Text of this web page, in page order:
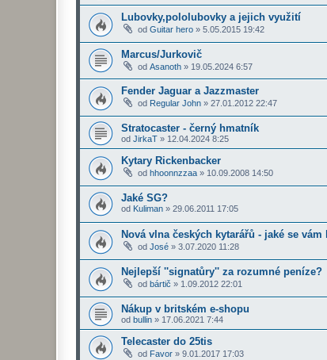
Lubovky,pololubovky a jejich využití
od Guitar hero » 5.05.2015 19:42
Marcus/Jurkovič
od Asanoth » 19.05.2024 6:57
Fender Jaguar a Jazzmaster
od Regular John » 27.01.2012 22:47
Stratocaster - černý hmatník
od JirkaT » 12.04.2024 8:25
Kytary Rickenbacker
od hhoonnzzaa » 10.09.2008 14:50
Jaké SG?
od Kuliman » 29.06.2011 17:05
Nová vlna českých kytarářů - jaké se
od José » 3.07.2020 11:28
Nejlepší ''signatůry'' za rozumné peníze?
od bártič » 1.09.2012 22:01
Nákup v britském e-shopu
od bullin » 17.06.2021 7:44
Telecaster do 25tis
od Favor » 9.01.2017 17:03